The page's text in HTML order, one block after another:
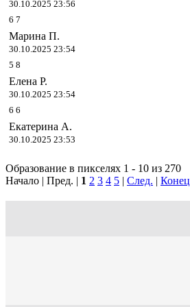
30.10.2025 23:56
6 7
Марина П.
30.10.2025 23:54
5 8
Елена Р.
30.10.2025 23:54
6 6
Екатерина А.
30.10.2025 23:53
Образование в пикселях 1 - 10 из 270
Начало | Пред. | 1 2 3 4 5 | След. | Конец